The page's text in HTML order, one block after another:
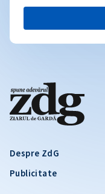
Despre ZdG
Publicitate